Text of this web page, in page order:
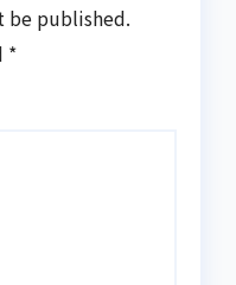
be published.
*